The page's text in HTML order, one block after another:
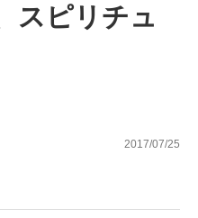
扱いされているのが悲しい」『
スピリチュ
2017/07/25